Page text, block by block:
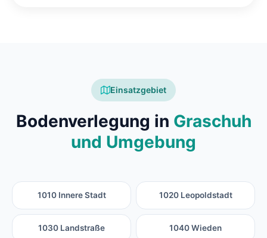
Einsatzgebiet
Bodenverlegung in Graschuh
und Umgebung
1010 Innere Stadt 1020 Leopoldstadt
1030 Landstraße 1040 Wieden